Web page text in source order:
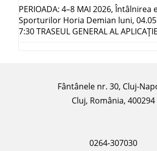
PERIOADA: 4–8 MAI 2026, Întâlnirea
Sporturilor Horia Demian luni,
7:30 TRASEUL GENERAL AL
Fântânele nr. 30, Cluj-
Cluj, România, 400294
0264-307030